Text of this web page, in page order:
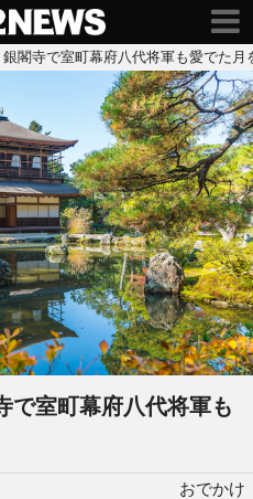
閣寺で室町幕府八代将軍も愛でた月
で室町幕府八代将軍も
おでかけ